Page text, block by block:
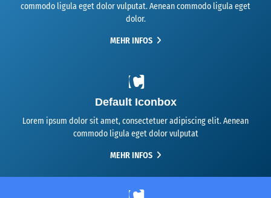
commodo ligula eget dolor vulputat. Aenean commodo ligula eget
dolor.
MEHR INFOS
Default Iconbox
Lorem ipsum dolor sit amet, consectetuer adipiscing elit. Aenean
commodo ligula eget dolor vulputat
MEHR INFOS